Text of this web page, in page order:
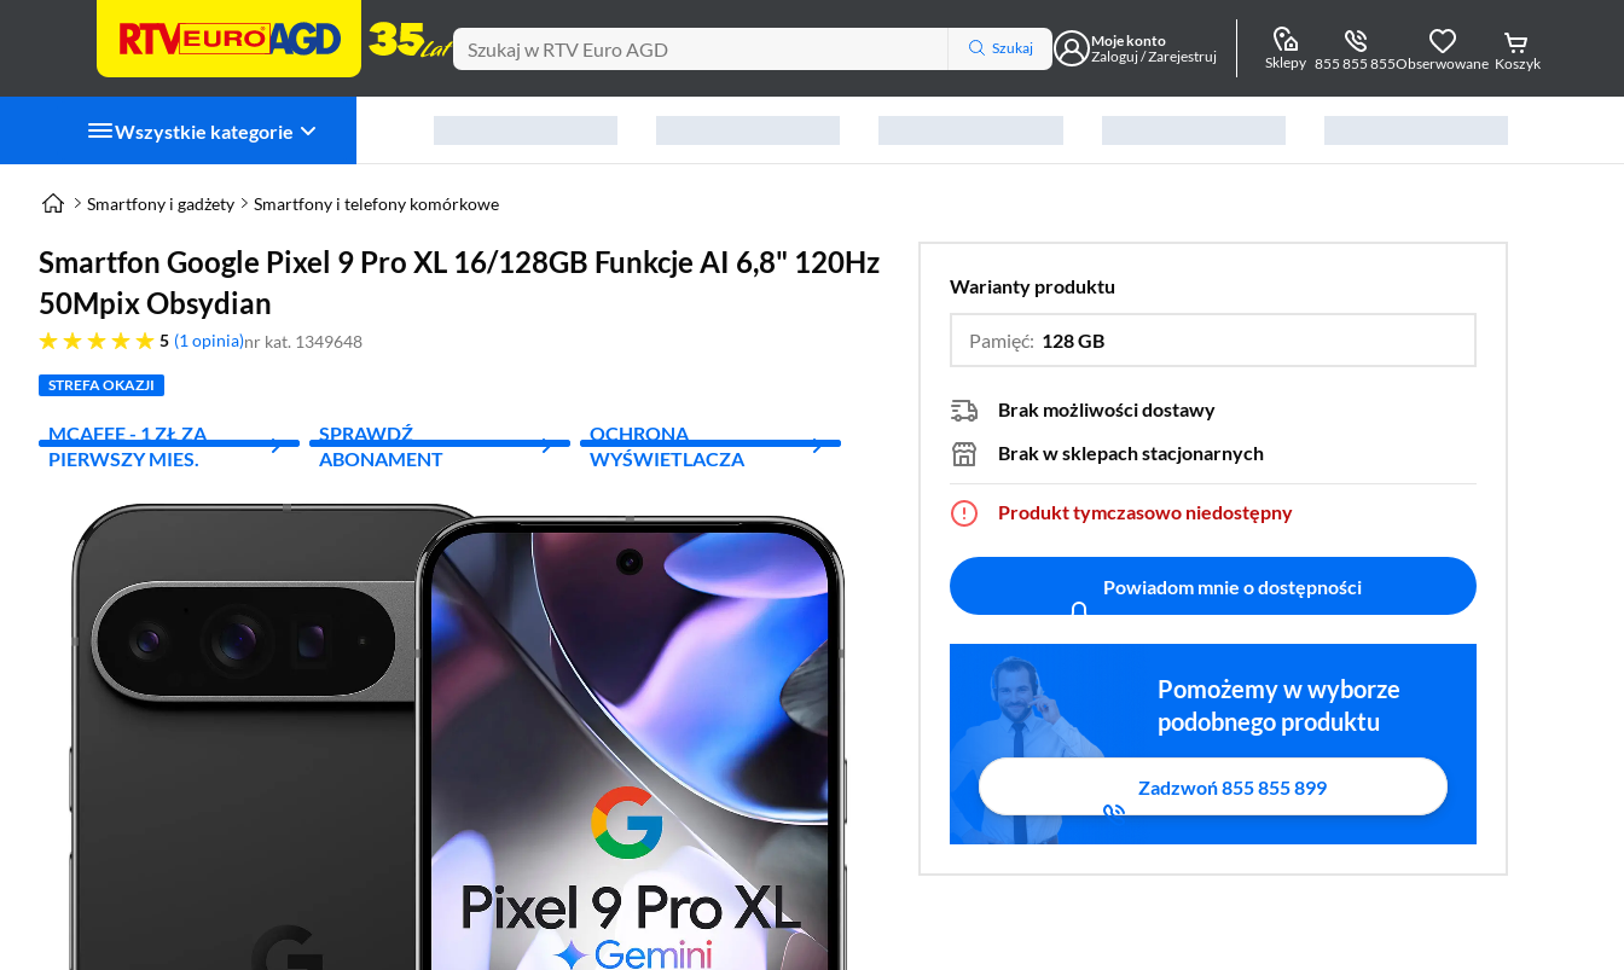
Szukaj
Moje konto
Zaloguj / Zarejestruj
Sklepy 855 855 855Obserwowane Koszyk
Wszystkie kategorie
Smartfony i gadżety Smartfony i telefony komórkowe
Smartfon Google Pixel 9 Pro XL 16/128GB Funkcje AI 6,8" 120Hz
50Mpix Obsydian
5
pięć gwiazdek 1 opinia nr kat. 1349648
STREFA OKAZJI
MCAFEE - 1 ZŁ ZA
PIERWSZY MIES.
SPRAWDŹ
ABONAMENT
OCHRONA
WYŚWIETLACZA
Warianty produktu
Pamięć: 128 GB
Brak możliwości dostawy
Brak w sklepach stacjonarnych
Produkt tymczasowo niedostępny
Powiadom mnie o dostępności
Pomożemy w wyborze
podobnego produktu
Zadzwoń 855 855 899